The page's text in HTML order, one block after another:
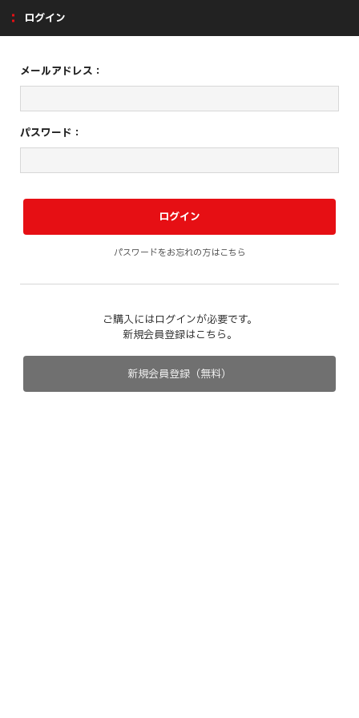
ログイン
メールアドレス：
パスワード：
パスワードをお忘れの方はこちら
ご購入にはログインが必要です。
新規会員登録はこちら。